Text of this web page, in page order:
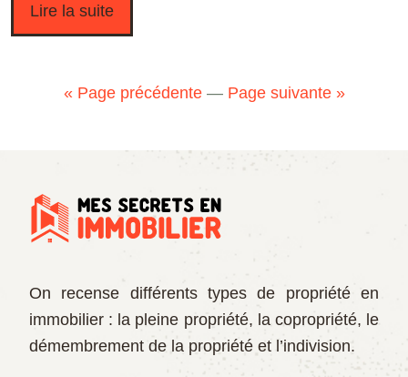
Lire la suite
« Page précédente— Page suivante »
On recense différents types de propriété en
immobilier : la pleine propriété, la copropriété, le
démembrement de la propriété et l’indivision.